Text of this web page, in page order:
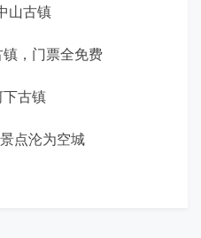
山古镇
，门票全免费
古镇
点沦为空城